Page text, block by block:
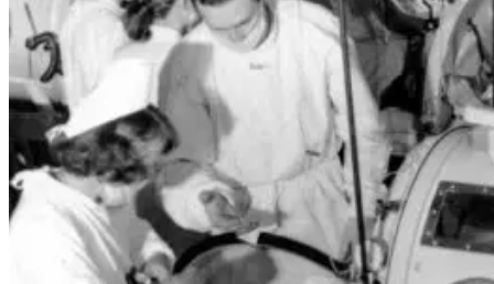
Revue Polio-Infos
Témoignages
Boite À Idées